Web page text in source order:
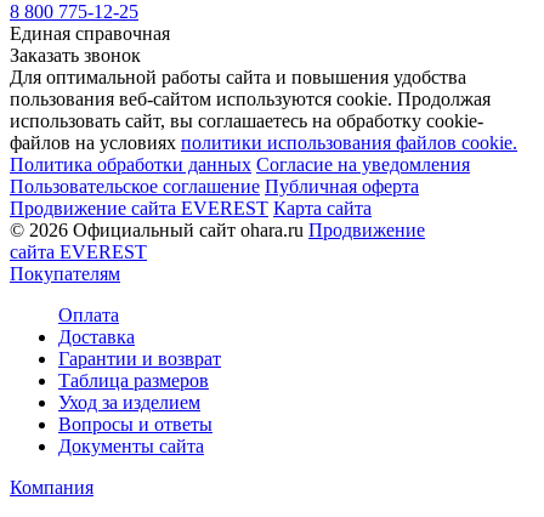
8 800 775-12-25
Единая справочная
Заказать звонок
Для оптимальной работы сайта и повышения удобства
пользования веб-сайтом используются cookie. Продолжая
использовать сайт, вы соглашаетесь на обработку cookie-
файлов на условиях политики использования файлов cookie.
Политика обработки данных Согласие на уведомления
Пользовательское соглашение Публичная оферта
Продвижение сайта EVEREST Карта сайта
© 2026 Официальный сайт ohara.ru Продвижение
сайта EVEREST
Покупателям
Оплата
Доставка
Гарантии и возврат
Таблица размеров
Уход за изделием
Вопросы и ответы
Документы сайта
Компания